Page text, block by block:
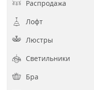
Распродажа
Лофт
Люстры
Светильники
Бра